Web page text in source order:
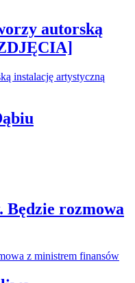
autorską
Będzie rozmowa